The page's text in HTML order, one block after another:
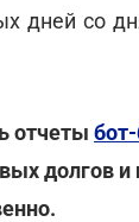
дней со
отчеты
долгов